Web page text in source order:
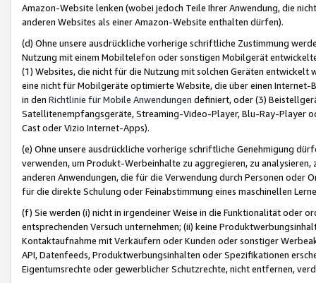
Amazon-Website lenken (wobei jedoch Teile Ihrer Anwendung, die
anderen Websites als einer Amazon-Website enthalten dürfen).
(d) Ohne unsere ausdrückliche vorherige schriftliche Zustimmung
Nutzung mit einem Mobiltelefon oder sonstigen Mobilgerät
(1) Websites, die nicht für die Nutzung mit solchen Geräten
eine nicht für Mobilgeräte optimierte Website, die über einen
in den Richtlinie für Mobile Anwendungen definiert, oder (3)
Satellitenempfangsgeräte, Streaming-Video-Player, Blu-Ray-Player
Cast oder Vizio Internet-Apps).
(e) Ohne unsere ausdrückliche vorherige schriftliche Genehmigung
verwenden, um Produkt-Werbeinhalte zu aggregieren, zu
anderen Anwendungen, die für die Verwendung durch Personen
für die direkte Schulung oder Feinabstimmung eines maschinellen
(f) Sie werden (i) nicht in irgendeiner Weise in die Funktionalität oder
entsprechenden Versuch unternehmen; (ii) keine
Kontaktaufnahme mit Verkäufern oder Kunden oder sonstiger
API, Datenfeeds, Produktwerbungsinhalten oder Spezifikationen
Eigentumsrechte oder gewerblicher Schutzrechte, nicht entfernen,